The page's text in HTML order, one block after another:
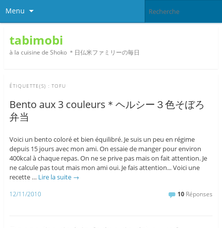
Menu
tabimobi
à la cuisine de Shoko ＊日仏米ファミリーの毎日
ÉTIQUETTE(S) : TOFU
Bento aux 3 couleurs＊ヘルシー３色そぼろ
弁当
Voici un bento coloré et bien équilibré. Je suis un peu en régime
depuis 15 jours avec mon ami. On essaie de manger pour environ
400kcal à chaque repas. On ne se prive pas mais on fait attention. Je
ne calcule pas tout mais mon ami oui. Je fais attention... Voici une
recette … Lire la suite →
12/11/2010 10 Réponses